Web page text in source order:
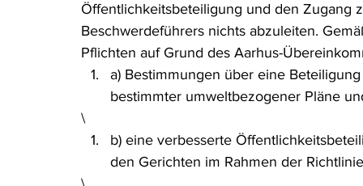
Öffentlichkeitsbeteiligung und den Zugang
Beschwerdeführers nichts abzuleiten.
Pflichten auf Grund des Aarhus-
a) Bestimmungen über eine
bestimmter umweltbezogener Pläne
\
b) eine verbesserte
den Gerichten im Rahmen der